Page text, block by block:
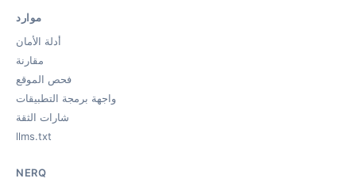
موارد
أدلة الأمان
مقارنة
فحص الموقع
واجهة برمجة التطبيقات
شارات الثقة
llms.txt
NERQ